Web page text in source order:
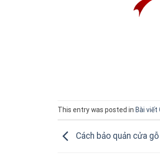
This entry was posted in Bài viết
Cách bảo quản cửa